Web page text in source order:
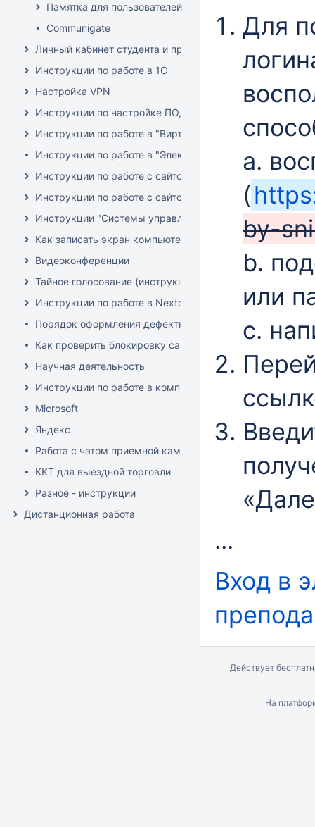
Памятка для пользователей
Communigate
Личный кабинет студента и преподавателя (инструкции)
Инструкции по работе в 1C
Настройка VPN
Инструкции по настройке ПО, оборудования и решению
Инструкции по работе в "Виртуальной образовательной
Инструкции по работе в "Электронный архив НГУ"
Инструкции по работе с сайтом Всесибирской
Инструкции по работе с сайтом НГУ
Инструкции "Системы управления конференциями"
Как записать экран компьютера со звуком
Видеоконференции
Тайное голосование (инструкции)
Инструкции по работе в Nextcloud
Порядок оформления дефектной ведомости на списание
Как проверить блокировку сайта РосКомНадзором (РКН)
Научная деятельность
Инструкции по работе в компьютерных классах и
Microsoft
Яндекс
Работа с чатом приемной кампании
ККТ для выездной торговли
Разное - инструкции
Дистанционная работа
Для
a.
(
by-
b.
или
c.
...
Вход в
Действует
На